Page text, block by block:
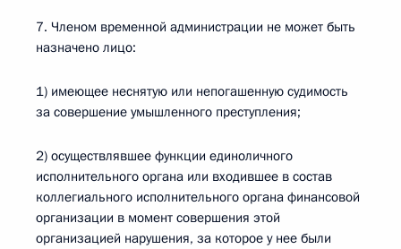
7. Членом временной администрации не может быть
назначено лицо:
1) имеющее неснятую или непогашенную судимость
за совершение умышленного преступления;
2) осуществлявшее функции единоличного
исполнительного органа или входившее в состав
коллегиального исполнительного органа финансовой
организации в момент совершения этой
организацией нарушения, за которое у нее были